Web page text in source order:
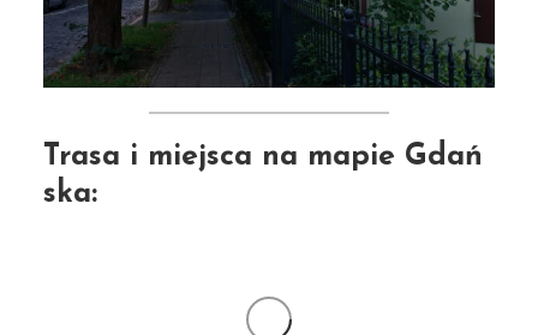
Trasa i miejsca na mapie Gdań
ska: